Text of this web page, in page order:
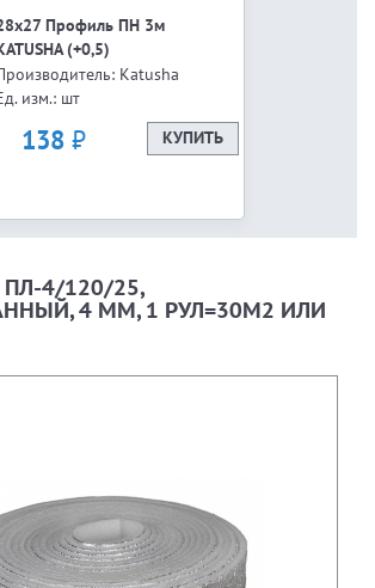
Профиль ПН 3м
(+0,5)
Katusha
изм.: шт
138₽ КУПИТЬ
4/120/25,
4 ММ, 1 РУЛ=30М2 ИЛИ